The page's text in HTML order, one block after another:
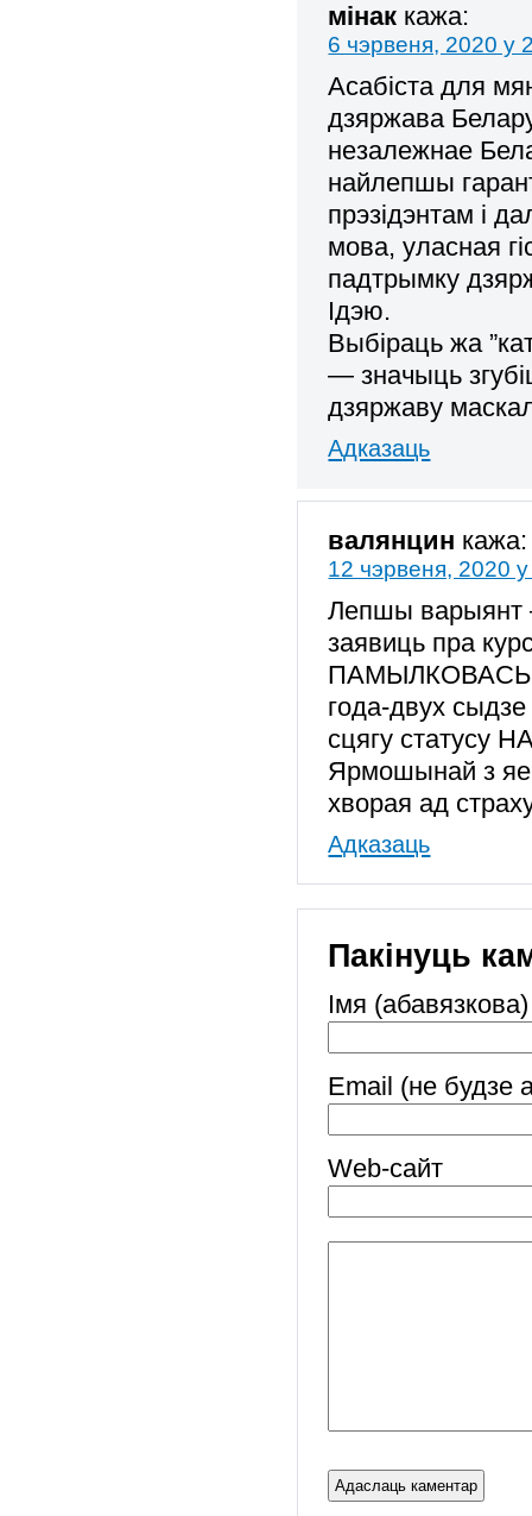
мінак кажа:
6 чэрвеня, 2020 у
Асабіста для
дзяржава
незалежнае
найлепшы
прэзідэнтам і
мова, уласная
падтрымку
Ідэю.
Выбіраць жа
— значыць
дзяржаву
Адказаць
валянцин кажа:
12 чэрвеня, 2020
Лепшы варыянт
заявиць пра
года-двух
сцягу
Ярмошынай з
хворая ад
Адказаць
Пакінуць
Імя (абавязкова)
Email (не будзе
Web-cайт